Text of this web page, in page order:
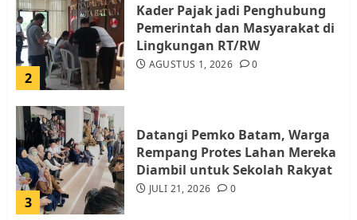
2
Kader Pajak jadi Penghubung
Pemerintah dan Masyarakat di
Lingkungan RT/RW
AGUSTUS 1, 2026 0
3
Datangi Pemko Batam, Warga
Rempang Protes Lahan Mereka
Diambil untuk Sekolah Rakyat
JULI 21, 2026 0